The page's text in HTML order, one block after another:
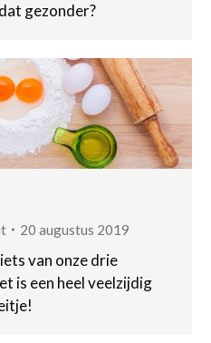
gezonder?
20 augustus 2019
van onze drie
is een heel veelzijdig